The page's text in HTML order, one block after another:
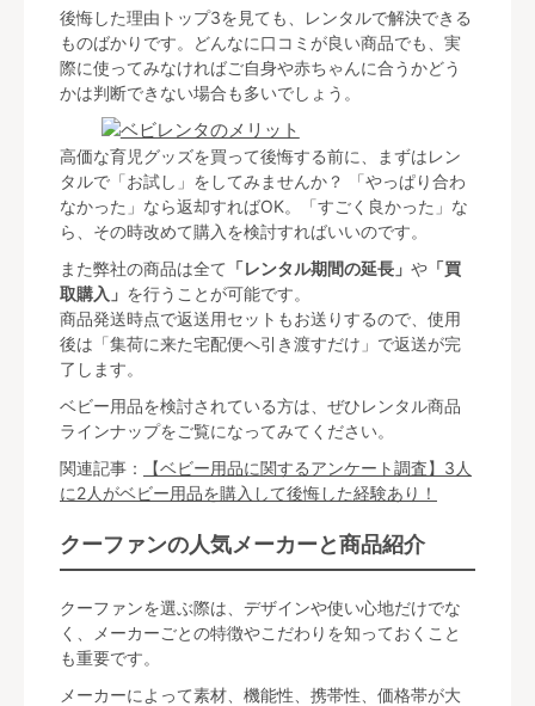
後悔した理由トップ3を見ても、レンタルで解決できる
ものばかりです。どんなに口コミが良い商品でも、実
際に使ってみなければご自身や赤ちゃんに合うかどう
かは判断できない場合も多いでしょう。
高価な育児グッズを買って後悔する前に、まずはレン
タルで「お試し」をしてみませんか？ 「やっぱり合わ
なかった」なら返却すればOK。「すごく良かった」な
ら、その時改めて購入を検討すればいいのです。
また弊社の商品は全て 「レンタル期間の延長」 や 「買
取購入」 を行うことが可能です。
商品発送時点で返送用セットもお送りするので、使用
後は「集荷に来た宅配便へ引き渡すだけ」で返送が完
了します。
ベビー用品を検討されている方は、ぜひレンタル商品
ラインナップをご覧になってみてください。
関連記事：
【ベビー用品に関するアンケート調査】3人
に2人がベビー用品を購入して後悔した経験あり！
クーファンの人気メーカーと商品紹介
クーファンを選ぶ際は、デザインや使い心地だけでな
く、メーカーごとの特徴やこだわりを知っておくこと
も重要です。
メーカーによって素材、機能性、携帯性、価格帯が大